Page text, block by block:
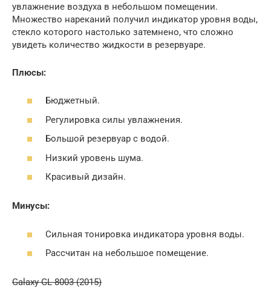
увлажнение воздуха в небольшом помещении.
Множество нареканий получил индикатор уровня воды,
стекло которого настолько затемнено, что сложно
увидеть количество жидкости в резервуаре.
Плюсы:
Бюджетный.
Регулировка силы увлажнения.
Большой резервуар с водой.
Низкий уровень шума.
Красивый дизайн.
Минусы:
Сильная тонировка индикатора уровня воды.
Рассчитан на небольшое помещение.
Galaxy GL-8003 (2015)